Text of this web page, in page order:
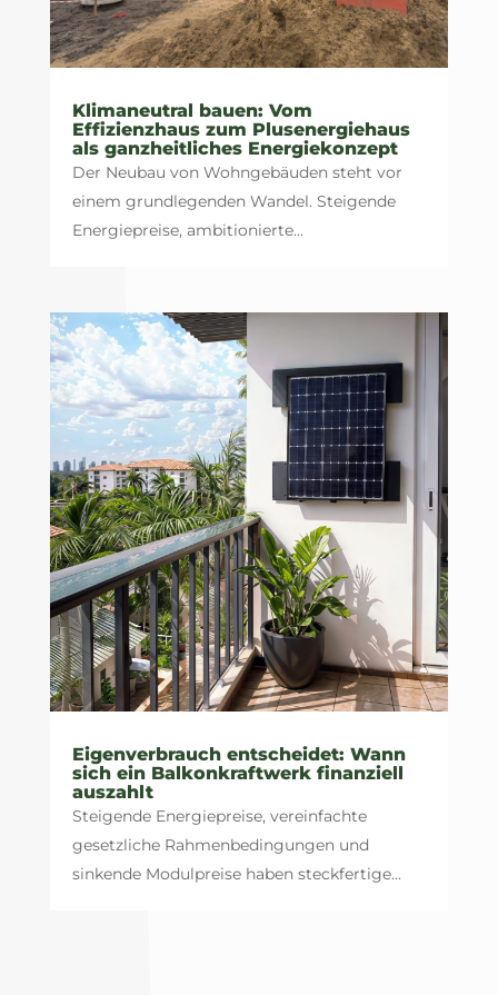
Klimaneutral bauen: Vom
Effizienzhaus zum Plusenergiehaus
als ganzheitliches Energiekonzept
Der Neubau von Wohngebäuden steht vor
einem grundlegenden Wandel. Steigende
Energiepreise, ambitionierte...
Eigenverbrauch entscheidet: Wann
sich ein Balkonkraftwerk finanziell
auszahlt
Steigende Energiepreise, vereinfachte
gesetzliche Rahmenbedingungen und
sinkende Modulpreise haben steckfertige...